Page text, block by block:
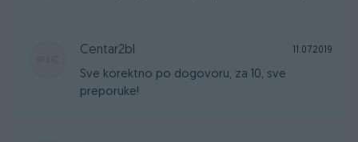
Centar2bl 11.07.2019
Sve korektno po dogovoru, za 10, sve
preporuke!